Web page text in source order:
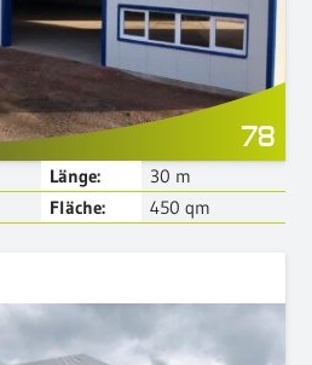
78
Länge: 30 m
Fläche: 450 qm